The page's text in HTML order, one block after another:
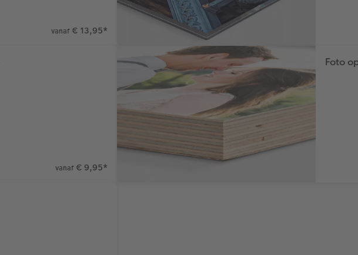
vanaf € 13,95*
vanaf € 9,95*
Foto